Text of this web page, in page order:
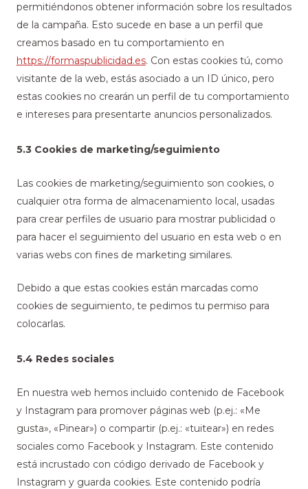
permitiéndonos obtener información sobre los resultados
de la campaña. Esto sucede en base a un perfil que
creamos basado en tu comportamiento en
https://formaspublicidad.es. Con estas cookies tú, como
visitante de la web, estás asociado a un ID único, pero
estas cookies no crearán un perfil de tu comportamiento
e intereses para presentarte anuncios personalizados.
5.3 Cookies de marketing/seguimiento
Las cookies de marketing/seguimiento son cookies, o
cualquier otra forma de almacenamiento local, usadas
para crear perfiles de usuario para mostrar publicidad o
para hacer el seguimiento del usuario en esta web o en
varias webs con fines de marketing similares.
Debido a que estas cookies están marcadas como
cookies de seguimiento, te pedimos tu permiso para
colocarlas.
5.4 Redes sociales
En nuestra web hemos incluido contenido de Facebook
y Instagram para promover páginas web (p.ej.: «Me
gusta», «Pinear») o compartir (p.ej.: «tuitear») en redes
sociales como Facebook y Instagram. Este contenido
está incrustado con código derivado de Facebook y
Instagram y guarda cookies. Este contenido podría